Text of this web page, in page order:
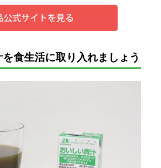
食生活に取り入れましょう